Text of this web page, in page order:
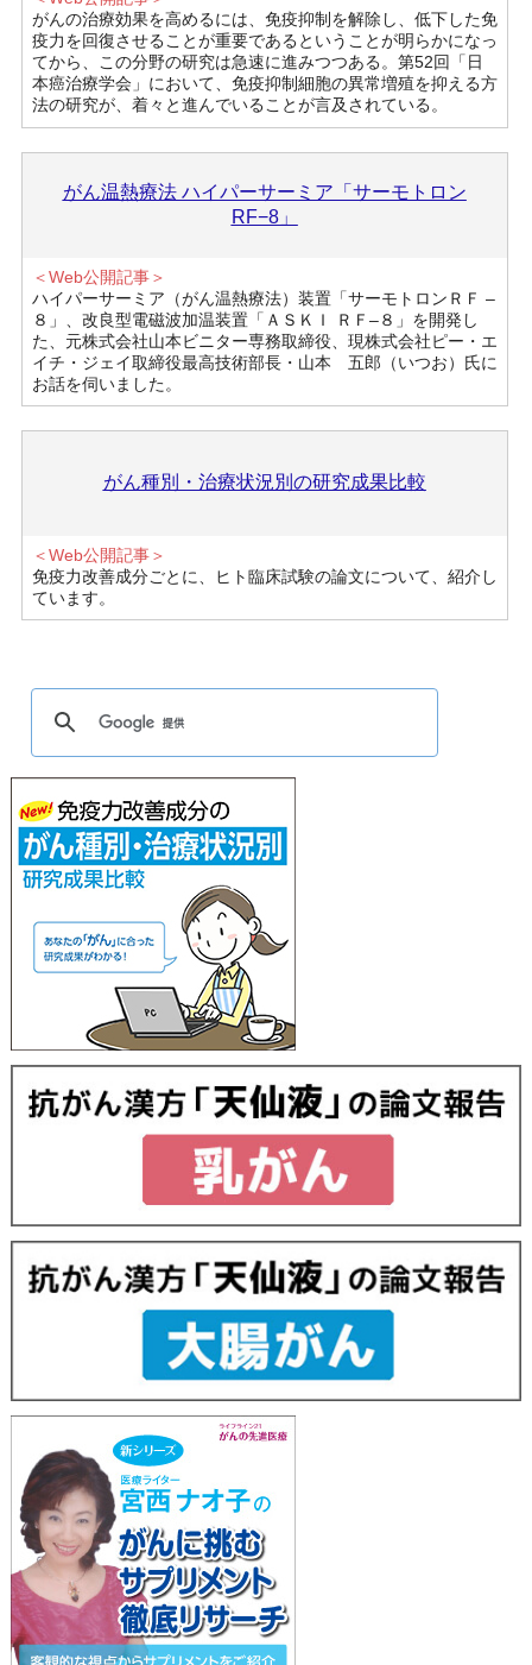
がんの治療効果を高めるには、免疫抑制を解除し、低下した免
疫力を回復させることが重要であるということが明らかになっ
てから、この分野の研究は急速に進みつつある。第52回「日
本癌治療学会」において、免疫抑制細胞の異常増殖を抑える方
法の研究が、着々と進んでいることが言及されている。
がん温熱療法 ハイパーサーミア「サーモトロン
RF−8」
＜Web公開記事＞
ハイパーサーミア（がん温熱療法）装置「サーモトロンＲＦ –
８」、改良型電磁波加温装置「ＡＳＫＩ ＲＦ–８」を開発し
た、元株式会社山本ビニター専務取締役、現株式会社ピー・エ
イチ・ジェイ取締役最高技術部長・山本 五郎（いつお）氏に
お話を伺いました。
がん種別・治療状況別の研究成果比較
＜Web公開記事＞
免疫力改善成分ごとに、ヒト臨床試験の論文について、紹介し
ています。